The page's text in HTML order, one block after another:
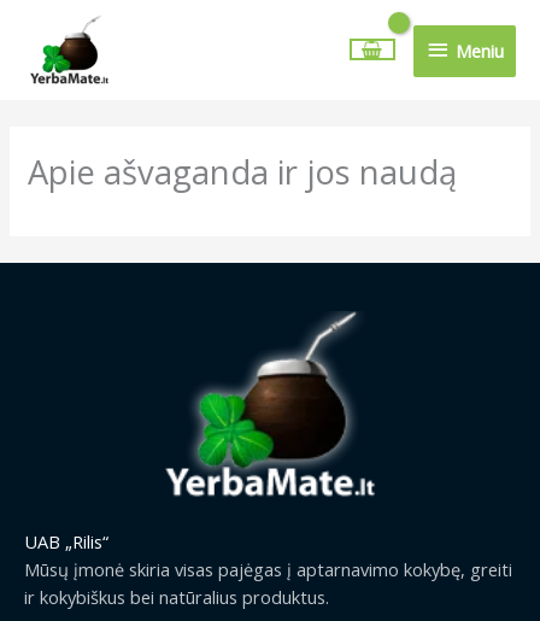
turinio
Meniu
Meniu
Apie ašvaganda ir jos naudą
UAB „Rilis“
Mūsų įmonė skiria visas pajėgas į aptarnavimo kokybę, greiti
ir kokybiškus bei natūralius produktus.